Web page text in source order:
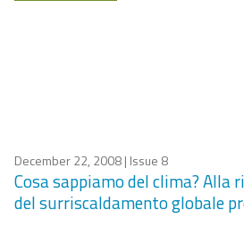
December 22, 2008| Issue 8
Cosa sappiamo del clima? Alla
del surriscaldamento globale